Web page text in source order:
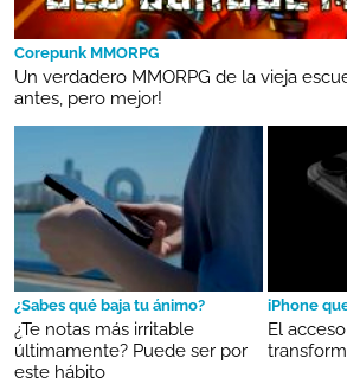
Corepunk MMORPG
Un verdadero MMORPG de la vieja
antes, pero mejor!
¿Sabes qué baja tu ánimo?
¿Te notas más irritable
últimamente? Puede ser por
este hábito
iPhone
El